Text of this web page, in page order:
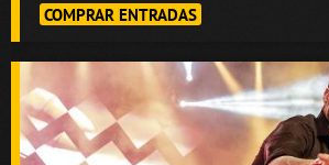
COMPRAR ENTRADAS